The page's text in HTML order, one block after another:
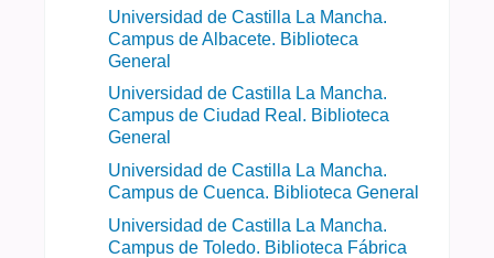
Universidad de Castilla La Mancha.
Campus de Albacete. Biblioteca
General
Universidad de Castilla La Mancha.
Campus de Ciudad Real. Biblioteca
General
Universidad de Castilla La Mancha.
Campus de Cuenca. Biblioteca General
Universidad de Castilla La Mancha.
Campus de Toledo. Biblioteca Fábrica